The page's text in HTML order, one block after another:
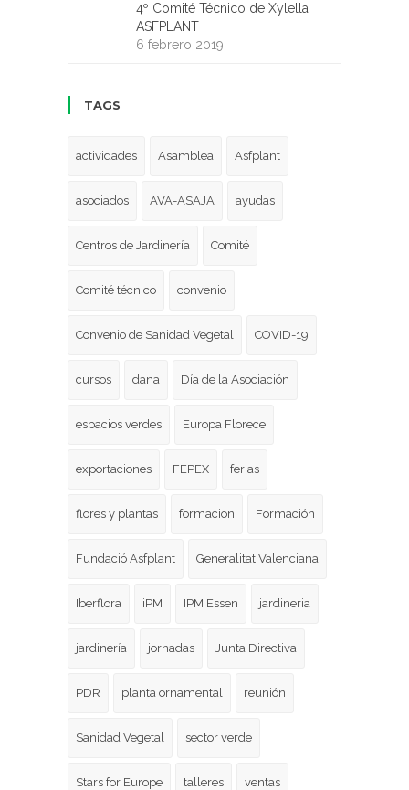
4º Comité Técnico de Xylella
ASFPLANT
6 febrero 2019
TAGS
actividades Asamblea Asfplant
asociados AVA-ASAJA ayudas
Centros de Jardinería Comité
Comité técnico convenio
Convenio de Sanidad Vegetal COVID-19
cursos dana Día de la Asociación
espacios verdes Europa Florece
exportaciones FEPEX ferias
flores y plantas formacion Formación
Fundació Asfplant Generalitat Valenciana
Iberflora iPM IPM Essen jardineria
jardinería jornadas Junta Directiva
PDR planta ornamental reunión
Sanidad Vegetal sector verde
Stars for Europe talleres ventas